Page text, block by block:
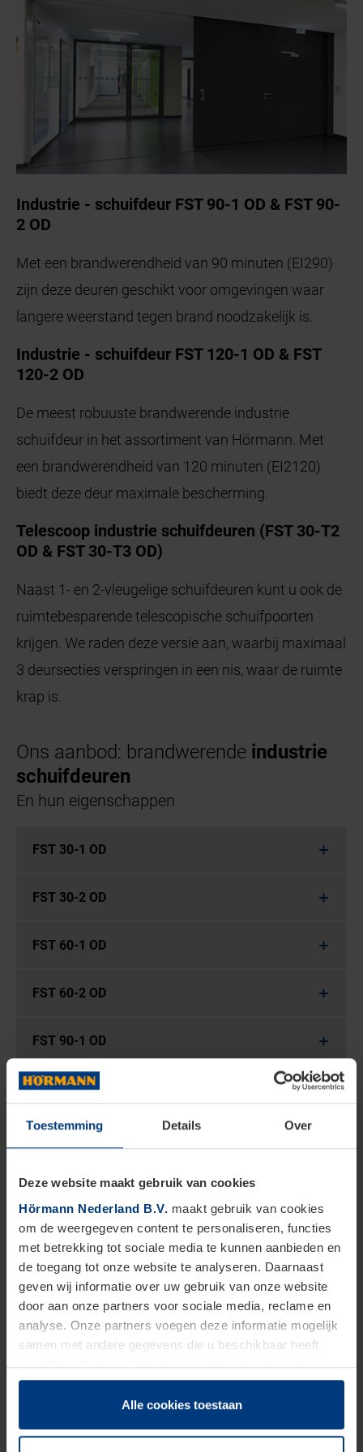
Toestemming Details Over
Deze website maakt gebruik van cookies
Hörmann Nederland B.V. maakt gebruik van cookies
om de weergegeven content te personaliseren, functies
met betrekking tot sociale media te kunnen aanbieden en
de toegang tot onze website te analyseren. Daarnaast
geven wij informatie over uw gebruik van onze website
door aan onze partners voor sociale media, reclame en
analyse. Onze partners voegen deze informatie mogelijk
samen met andere gegevens die u beschikbaar heeft
gesteld of die zij in het kader van het gebruik van hun
dienstverlening hebben verzameld.
Juridisch zijn wij gerechtigd om cookies op uw computer
onze pagina's absoluut noodzakelijk is. Voor alle andere
Alle cookies toestaan
Industrie - schuifdeur FST 90-1 OD & FST 90-
2 OD
Met een brandwerendheid van 90 minuten (EI290)
zijn deze deuren geschikt voor omgevingen waar
langere weerstand tegen brand noodzakelijk is.
Industrie - schuifdeur FST 120-1 OD & FST
120-2 OD
De meest robuuste brandwerende industrie
schuifdeur in het assortiment van Hörmann. Met
een brandwerendheid van 120 minuten (EI2120)
biedt deze deur maximale bescherming.
Telescoop industrie schuifdeuren (FST 30-T2
OD & FST 30-T3 OD)
Naast 1- en 2-vleugelige schuifdeuren kunt u ook de
ruimtebesparende telescopische schuifpoorten
krijgen. We raden deze versie aan, waarbij maximaal
3 deursecties verspringen in een nis, waar de ruimte
krap is.
Ons aanbod: brandwerende industrie
schuifdeuren
En hun eigenschappen
FST 30-1 OD
FST 30-2 OD
FST 60-1 OD
FST 60-2 OD
FST 90-1 OD
FST 90-2 OD
FST 120-1 OD
FST 120-2 OD
FST 30-T2 OD
FST 30-T3 OD
Extra's en accessoires voorindustrie
schuifdeuren
Naast de basisconfiguraties voor onze
schuifdeuren bieden wij diverse extra’s en
inzetbaarheid van uw industrie schuifdeur te